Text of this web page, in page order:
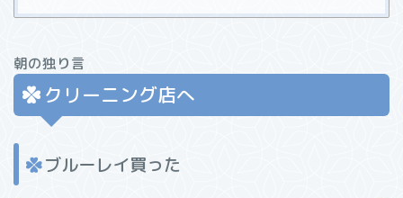
朝の独り言
クリーニング店へ
ブルーレイ買った